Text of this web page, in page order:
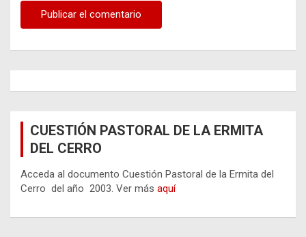
CUESTIÓN PASTORAL DE LA ERMITA
DEL CERRO
Acceda al documento Cuestión Pastoral de la Ermita del
Cerro del año 2003. Ver más aquí